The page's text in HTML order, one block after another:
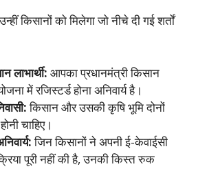
किसानों को मिलेगा जो नीचे दी गई शर्तों
लाभार्थी: आपका प्रधानमंत्री किसान
में रजिस्टर्ड होना अनिवार्य है।
किसान और उसकी कृषि भूमि दोनों
चाहिए।
जिन किसानों ने अपनी ई-केवाईसी
पूरी नहीं की है, उनकी किस्त रुक